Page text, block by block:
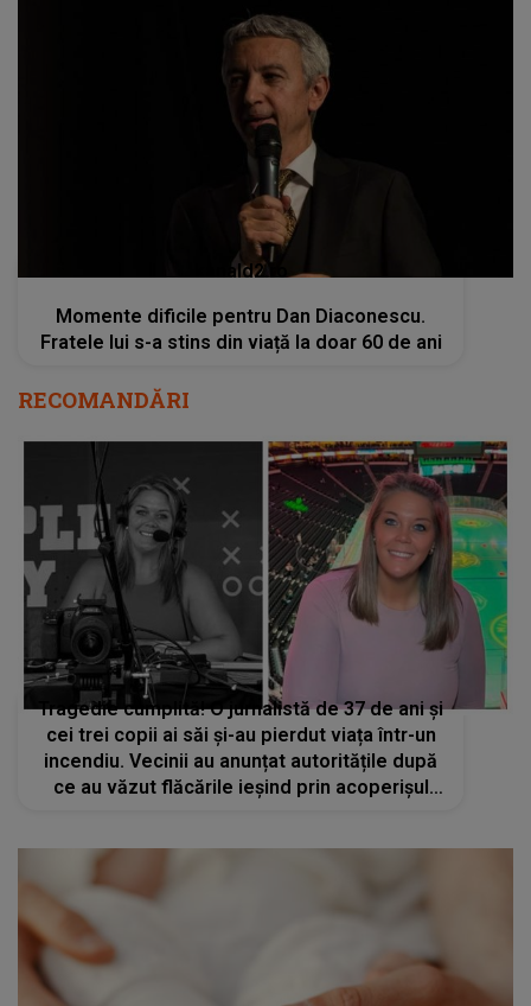
kanald2.ro
Momente dificile pentru Dan Diaconescu.
Fratele lui s-a stins din viață la doar 60 de ani
RECOMANDĂRI
Tragedie cumplită! O jurnalistă de 37 de ani și
cei trei copii ai săi și-au pierdut viața într-un
incendiu. Vecinii au anunțat autoritățile după
ce au văzut flăcările ieșind prin acoperișul